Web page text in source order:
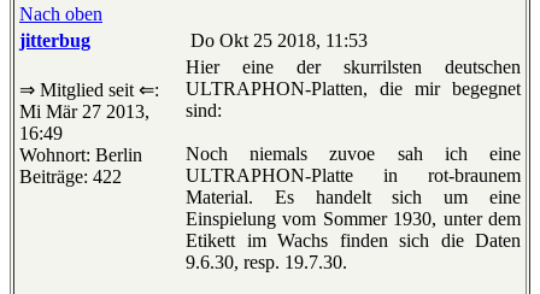
Nach oben
jitterbug
Do Okt 25 2018, 11:53
⇒ Mitglied seit ⇐:
Mi Mär 27 2013,
16:49
Wohnort: Berlin
Beiträge: 422
Hier eine der skurrilsten deutschen
ULTRAPHON-Platten, die mir begegnet
sind:
Noch niemals zuvoe sah ich eine
ULTRAPHON-Platte in rot-braunem
Material. Es handelt sich um eine
Einspielung vom Sommer 1930, unter dem
Etikett im Wachs finden sich die Daten
9.6.30, resp. 19.7.30.